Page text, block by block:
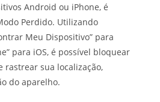
Android ou iPhone, é
Perdido. Utilizando
Meu Dispositivo” para
para iOS, é possível bloquear
rastrear sua localização,
do aparelho.